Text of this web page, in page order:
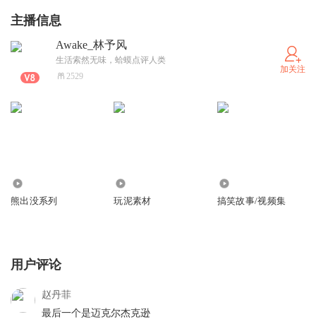
主播信息
Awake_林予风
生活索然无味，蛤蟆点评人类
2529
加关注
熊出没系列 玩泥素材 搞笑故事/视频集
用户评论
赵丹菲
最后一个是迈克尔杰克逊